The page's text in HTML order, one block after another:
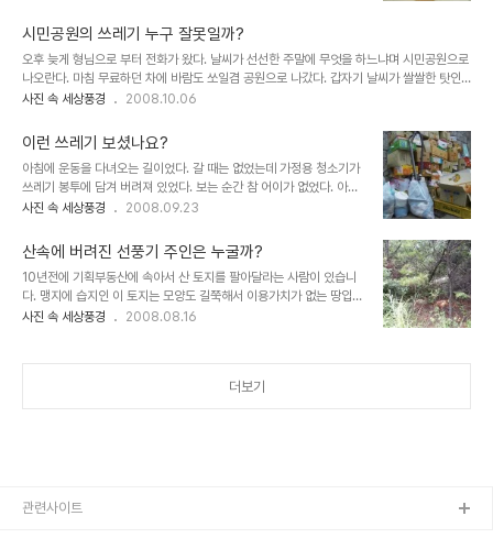
다. 한 두개가 아닌 수십개의 소주병들이 바닷속에서 ..
음기며 컴퓨터며 일단은 집으로 가져와 시험을 해야 직성이 풀리는 성
격이라 늘 방안은 쓰레기장을 방불케 했다. 이런 버릇을 모르는 아내가
결혼을 하고 난 후 잔소리를 하기 시작했고 너무 자주 그러다 보니 심
하게 다투기 까지 했다. 결국 아내와 타협을 했는데 가게에 갖다 놓는
것은 괜찮지만 절대 집으로는 가져 오지 말라는 것이었다. 당시 옛날
하고 판매하는 것이 주된..
시민공원의 쓰레기 누구 잘못일까?
오후 늦게 형님으로 부터 전화가 왔다. 날씨가 선선한 주말에 무엇을 하느냐며 시민공원으로
나오란다. 마침 무료하던 차에 바람도 쏘일겸 공원으로 나갔다. 갑자기 날씨가 쌀쌀한 탓인
지 아니면 시간이 오후 늦은 시각이라서 그런지 사람들은 많지 않았다. 마침 양양 오일장에
놓은 사각탁자마다 쓰레기가 잔뜩 쌓여있다. 사람도 없는데 누가 이렇게 놓아두고 간 것일
까? 늘 이곳은 쓰레기통이 없어서 이런 일이 자주 벌어진다. 분명 같이 온 사람은 아닐텐데
테이블 마다 쓰레기들이 놓여있고 아래도 버려진 쓰레기들이 눈쌀을 찌푸리게 한다. 이곳에
서 셋이 술을 마시다 갔는지 종이 컵이 두 개 떨어져 있고 병 위에 얌전히 씌워놓고 가버렸다.
..
사진 속 세상풍경 2008.10.06
이런 쓰레기 보셨나요?
아침에 운동을 다녀오는 길이었다. 갈 때는 없었는데 가정용 청소기가
쓰레기 봉투에 담겨 버려져 있었다. 보는 순간 참 어이가 없었다. 아니
어떻게 저렇게 해서 버릴 생각을 했을까? 쓰레기 봉투 아래는 다른 쓰
봉투에 담겨 있었는데 어떻게 저렇게 버릴 생각을 했을까...이해가 되
지 않았다. 폐가전제품을 버릴 때는 동사무소나 관리실 또는 경비실에
얘기하면 대신 해주는데 아마도 몰래 버린 듯 했다. 궁금해서 동사무소
에 전화를 해보았다. 청소기를 버릴려면 어떻게 해야하는지 그런데 동
사무소 직원이 지금은 동사무소에서 취급하지 않고 시설관리공단에서
사진 속 세상풍경 2008.09.23
산속에 버려진 선풍기 주인은 누굴까?
10년전에 기획부동산에 속아서 산 토지를 팔아달라는 사람이 있습니
다. 맹지에 습지인 이 토지는 모양도 길쭉해서 이용가치가 없는 땅입니
다. 그래도 헐값이라도 팔고 싶다고 자주 전화를 하는데 그때 당시에
올라가면 두 필지의 전이 나옵니다. 그러나 지목만 전이지 뻘밭에다 온
사진 속 세상풍경 2008.08.16
더보기
관련사이트